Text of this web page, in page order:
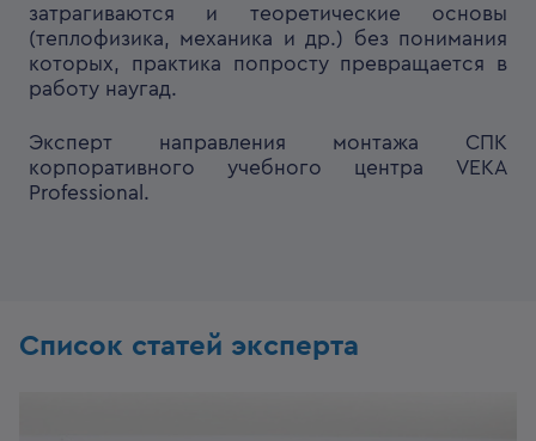
затрагиваются и теоретические основы
(теплофизика, механика и др.) без понимания
которых, практика попросту превращается в
работу наугад.
Эксперт направления монтажа СПК
корпоративного учебного центра VEKA
Professional.
Список статей эксперта